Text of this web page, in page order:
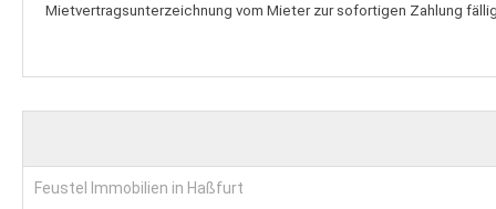
Mietvertragsunterzeichnung vom Mieter zur sofortigen Zahlung
Feustel Immobilien in Haßfurt